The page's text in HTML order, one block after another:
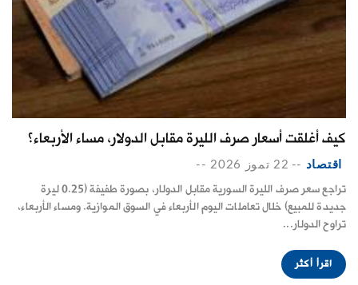
كيف أغلقت أسعار صرف الليرة مقابل الدولار، مساء الأربعاء؟
اقتصاد -- 22 تموز 2026 --
تراجع سعر صرف الليرة السورية مقابل الدولار، بصورة طفيفة (0.25 ليرة
جديدة للمبيع) خلال تعاملات اليوم الأربعاء في السوق الموازية. ومساء الأربعاء،
تراوح الدولار...
اقرأ أكثر